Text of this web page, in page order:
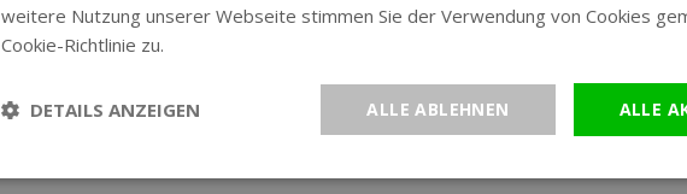
weitere Nutzung unserer Webseite stimmen Sie der Verwendung von Cookies
Cookie-Richtlinie zu.
ALLE
ALLE ABLEHNEN
DETAILS ANZEIGEN